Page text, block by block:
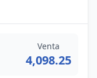
Venta
4,098.25